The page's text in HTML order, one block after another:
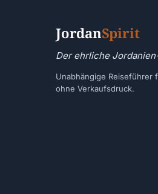
JordanSpirit
Der ehrliche
Unabhängige
ohne Verkaufsdruck.